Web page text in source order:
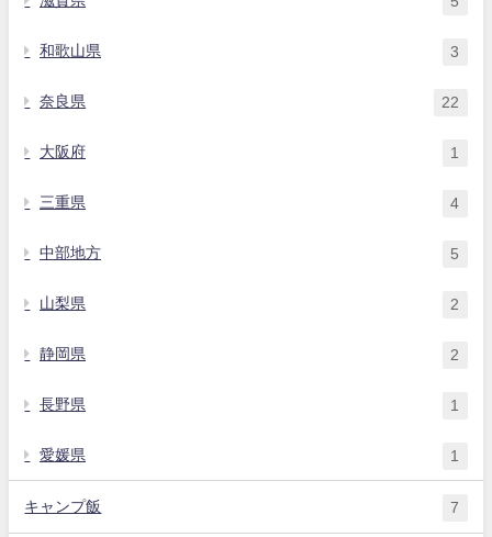
和歌山県 3
奈良県 22
大阪府 1
三重県 4
中部地方 5
山梨県 2
静岡県 2
長野県 1
愛媛県 1
キャンプ飯 7